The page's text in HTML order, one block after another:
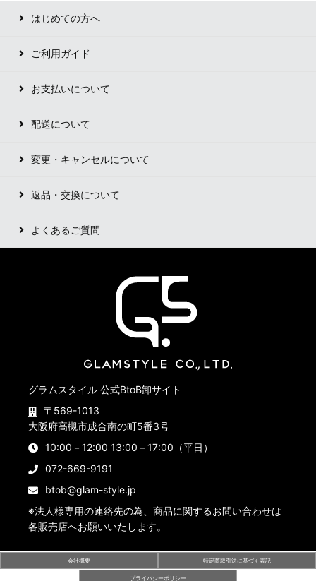
はじめての方へ
ご利用ガイド
お支払いについて
配送について
変更・キャンセルについて
返品・交換について
よくあるご質問
グラムスタイル 公式BtoB卸サイト
〒569-1013
大阪府高槻市成合南の町5番3号
10:00－12:00 13:00－17:00（平日）
072-669-9191
btob@glam-style.jp
※法人様専用の連絡先の為、商品に関するお問い合わせは
各販売店へお願いいたします。
会社概要 特定商取引法に基づく表記
プライバシーポリシー